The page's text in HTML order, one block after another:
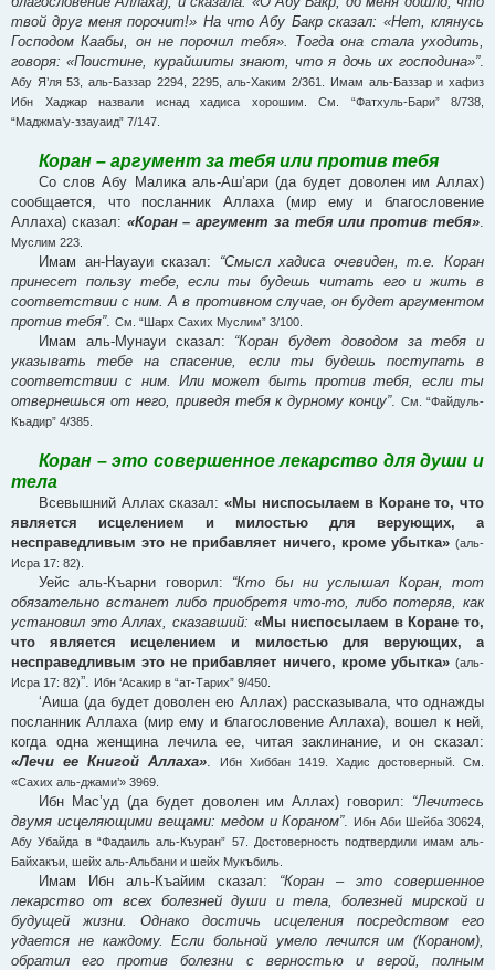
твой друг меня порочит!» На что Абу Бакр сказал: «Нет, клянусь
Господом Каабы, он не порочил тебя». Тогда она стала уходить,
говоря: «Поистине, курайшиты знают, что я дочь их господина»”.
Абу Я’ля 53, аль-Баззар 2294, 2295, аль-Хаким 2/361. Имам аль-Баззар и хафиз
Ибн Хаджар назвали иснад хадиса хорошим. См. “Фатхуль-Бари” 8/738,
“Маджма’у-ззауаид” 7/147.
Коран – аргумент за тебя или против тебя
Со слов Абу Малика аль-Аш’ари (да будет доволен им Аллах)
сообщается, что посланник Аллаха (мир ему и благословение
Аллаха) сказал: «Коран – аргумент за тебя или против тебя»
Муслим 223.
Имам ан-Науауи сказал: “Смысл хадиса очевиден, т.е. Коран
принесет пользу тебе, если ты будешь читать его и жить в
соответствии с ним. А в противном случае, он будет аргументом
против тебя”. См. “Шарх Сахих Муслим” 3/100.
Имам аль-Мунауи сказал: “Коран будет доводом за тебя и
указывать тебе на спасение, если ты будешь поступать в
соответствии с ним. Или может быть против тебя, если ты
отвернешься от него, приведя тебя к дурному концу”.См. “Файдуль-
Къадир” 4/385.
Коран – это совершенное лекарство для души и
тела
Всевышний Аллах сказал: «Мы ниспосылаем в Коране то, что
является исцелением и милостью для верующих, а
несправедливым это не прибавляет ничего, кроме убытка» (аль-
Исра 17: 82).
Уейс аль-Къарни говорил: “Кто бы ни услышал Коран, тот
обязательно встанет либо приобретя что-то, либо потеряв, как
установил это Аллах, сказавший: «Мы ниспосылаем в Коране то,
что является исцелением и милостью для верующих, а
несправедливым это не прибавляет ничего, кроме убытка» (аль-
Исра 17: 82)”. Ибн ‘Асакир в “ат-Тарих” 9/450.
‘Аиша (да будет доволен ею Аллах) рассказывала, что однажды
посланник Аллаха (мир ему и благословение Аллаха), вошел к ней,
когда одна женщина лечила ее, читая заклинание, и он сказал:
«Лечи ее Книгой Аллаха»
Ибн Хиббан 1419. Хадис достоверный. См.
«Сахих аль-джами’» 3969.
Ибн Мас’уд (да будет доволен им Аллах) говорил: “Лечитесь
двумя исцеляющими вещами: медом и Кораном”.
Ибн Аби Шейба 30624,
Абу Убайда в “Фадаиль аль-Къуран” 57. Достоверность подтвердили имам аль-
Байхакъи, шейх аль-Альбани и шейх Мукъбиль.
Имам Ибн аль-Къайим сказал: “Коран – это совершенное
лекарство от всех болезней души и тела, болезней мирской и
будущей жизни. Однако достичь исцеления посредством его
удается не каждому. Если больной умело лечился им (Кораном),
обратил его против болезни с верностью и верой, полным